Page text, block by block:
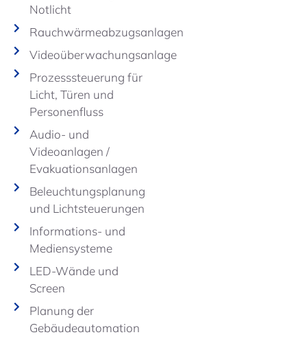
Notlicht
Rauchwärmeabzugsanlagen
Videoüberwachungsanlage
Prozesssteuerung für
Licht, Türen und
Personenfluss
Audio- und
Videoanlagen /
Evakuationsanlagen
Beleuchtungsplanung
und Lichtsteuerungen
Informations- und
Mediensysteme
LED-Wände und
Screen
Planung der
Gebäudeautomation